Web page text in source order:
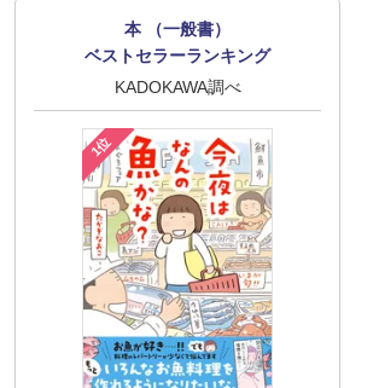
本 （一般書）
ベストセラーランキング
KADOKAWA調べ
1位